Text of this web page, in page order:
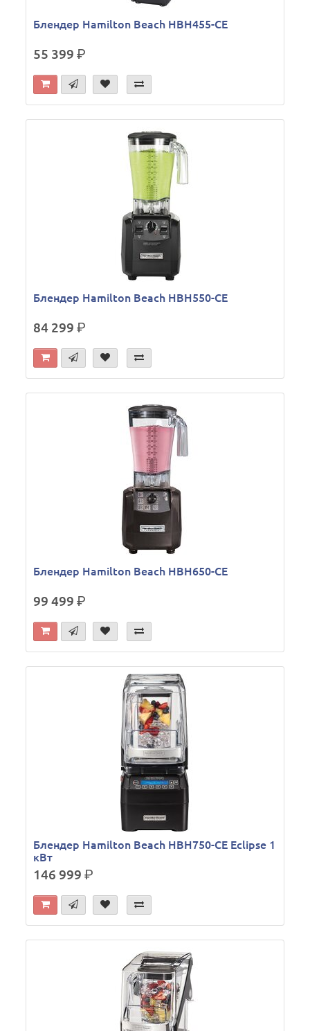
Блендер Hamilton Beach HBH455-CE
55 399р.
Блендер Hamilton Beach HBH550-CE
84 299р.
Блендер Hamilton Beach HBH650-СЕ
99 499р.
Блендер Hamilton Beach HBH750-CE Eclipse 1
кВт
146 999р.